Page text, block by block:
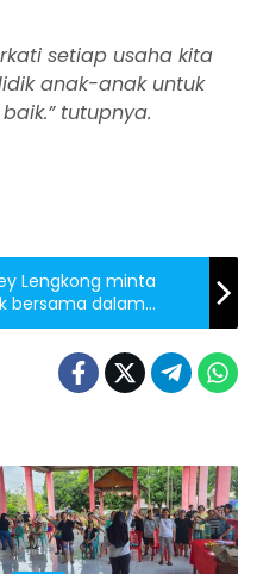
setiap usaha kita
anak-anak untuk
tutupnya.
Lengkong minta
bersama dalam
PKK